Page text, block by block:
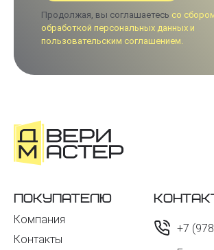
Продолжая, вы соглашаетесь со
обработкой персональных данных и
пользовательским соглашением.
Покупателю
Компания
Контакты
+7